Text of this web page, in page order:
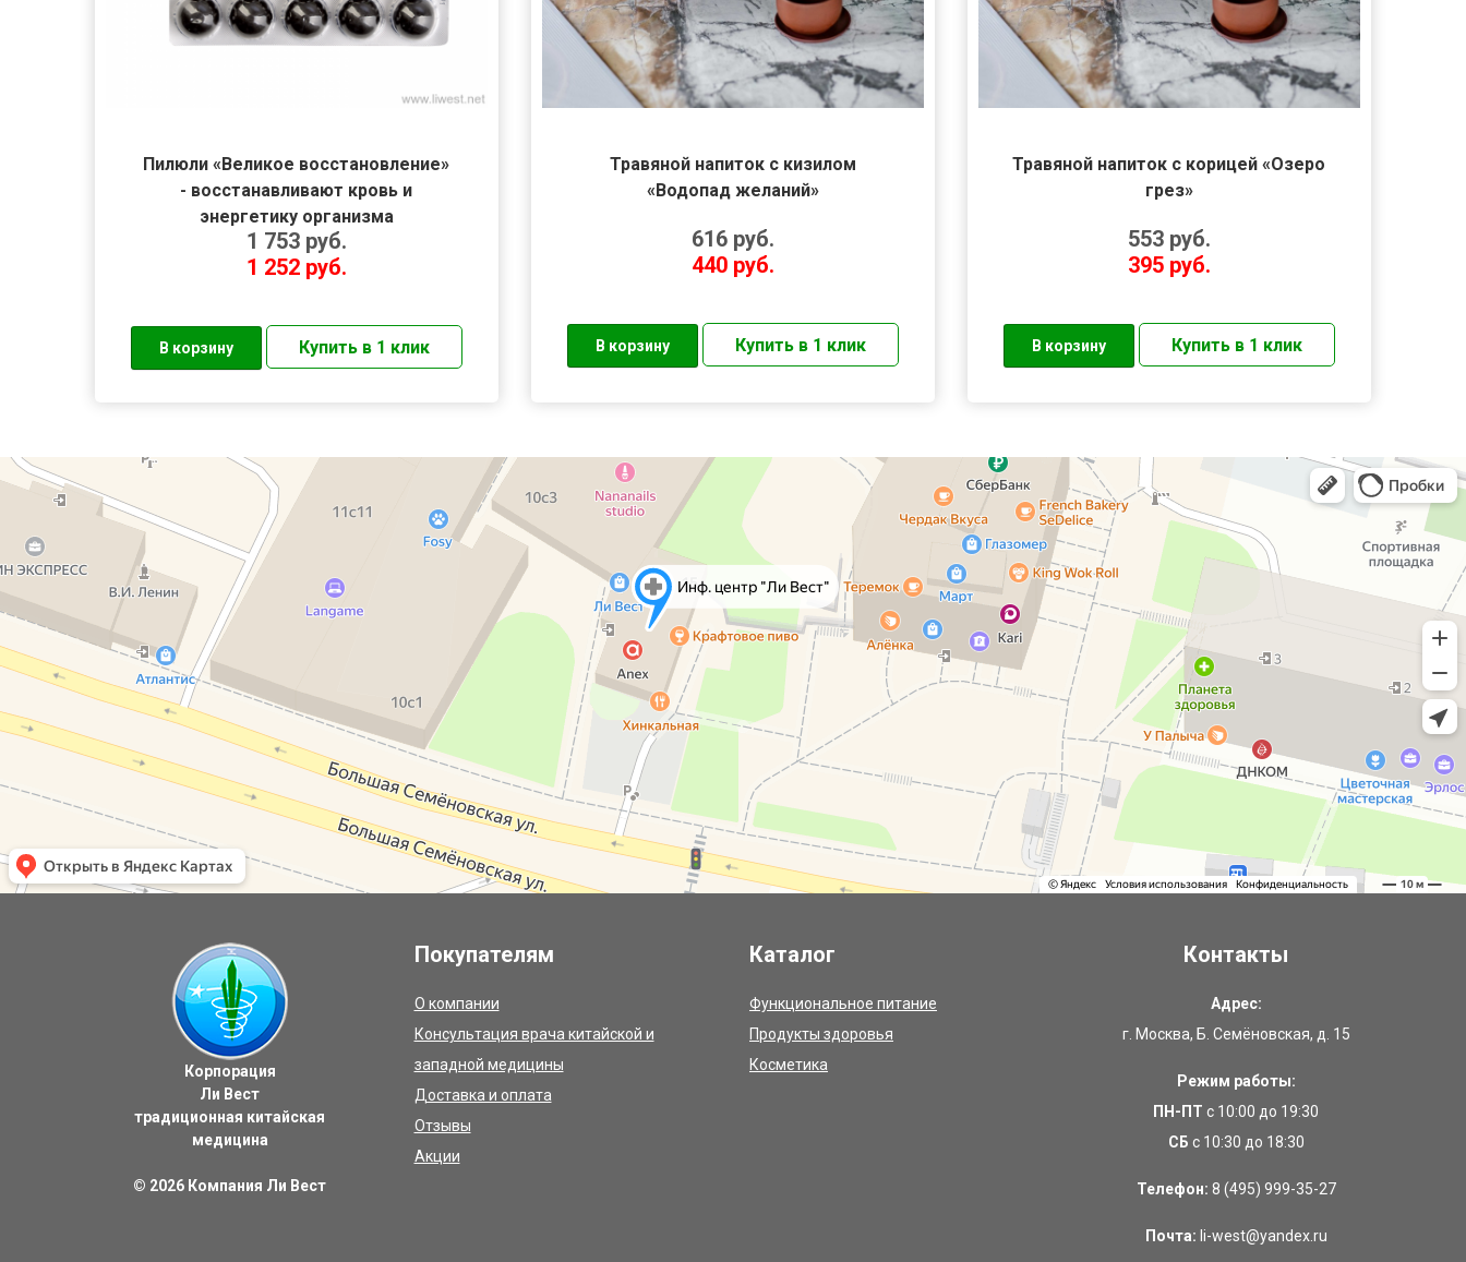
Пилюли «Великое восстановление»
- восстанавливают кровь и
энергетику организма
1 753 руб.
1 252 руб.
Травяной напиток с кизилом
«Водопад желаний»
616 руб.
440 руб.
Травяной напиток с корицей «Озеро
грез»
553 руб.
395 руб.
Корпорация
Ли Вест
традиционная китайская
медицина
© 2026 Компания Ли Вест
Покупателям
О компании
Консультация врача китайской и
западной медицины
Доставка и оплата
Отзывы
Акции
Каталог
Функциональное питание
Продукты здоровья
Косметика
Контакты
Адрес:
г. Москва, Б. Семёновская, д. 15
Режим работы:
ПН-ПТ с 10:00 до 19:30
СБ с 10:30 до 18:30
Телефон: 8 (495) 999-35-27
Почта: li-west@yandex.ru